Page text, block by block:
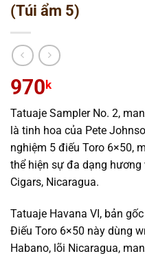
(Túi ẩm 5)
970 k
Tatuaje Sampler No. 2,
là tinh hoa của Pete
nghiệm 5 điếu Toro 6×50,
thể hiện sự đa dạng
Cigars, Nicaragua.
Tatuaje Havana VI, bản
Điếu Toro 6×50 này dùng
Habano, lõi Nicaragua,